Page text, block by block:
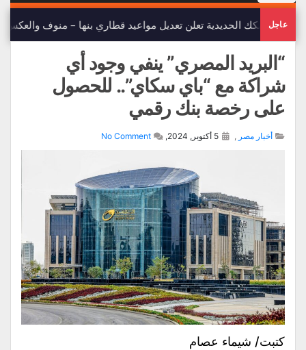
عاجل
هيئة السكك الحديدية تعلن تعديل مواعيد قطاري بنها – منوف والعكس
“البريد المصري” ينفي وجود أي
شراكة مع “باي سكاي”.. للحصول
على رخصة بنك رقمي
أخبار مصر ,
No Comment
كتبت/ شيماء عصام